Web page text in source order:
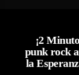
¡2
punk rock
la